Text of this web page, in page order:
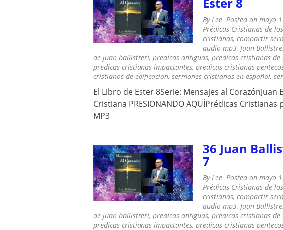
ByLee Posted on mayo
Prédicas Cristianas de
cristianas, compartir
audio mp3, Juan
de juan ballistreri, predicas antiguas, predicas cristianas de
predicas cristianas impactantes, predicas cristianas
cristianos de edificacion, sermones cristianos en español,
El Libro de Ester 8Serie: Mensajes al
Cristiana PRESIONANDO AQUÍPrédicas
MP3
36 Juan
7
ByLee Posted on mayo
Prédicas Cristianas de
cristianas, compartir
audio mp3, Juan
de juan ballistreri, predicas antiguas, predicas cristianas de
predicas cristianas impactantes, predicas cristianas